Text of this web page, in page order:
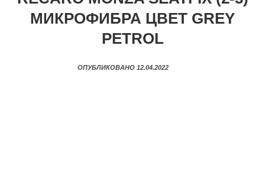
МИКРОФИБРА ЦВЕТ GREY
PETROL
ОПУБЛИКОВАНО 12.04.2022